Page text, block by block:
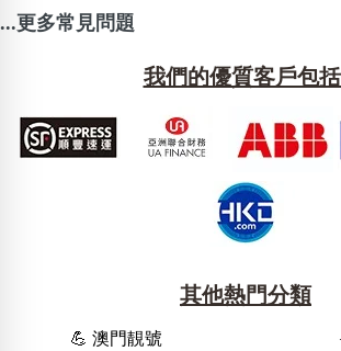
...更多常見問題
我們的優質客戶包
其他熱門分類
💪 澳門靚號